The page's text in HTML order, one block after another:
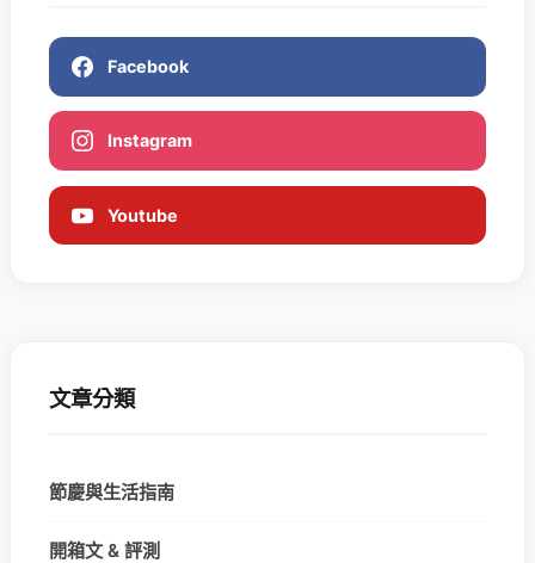
Facebook
Instagram
Youtube
文章分類
節慶與生活指南
開箱文 & 評測